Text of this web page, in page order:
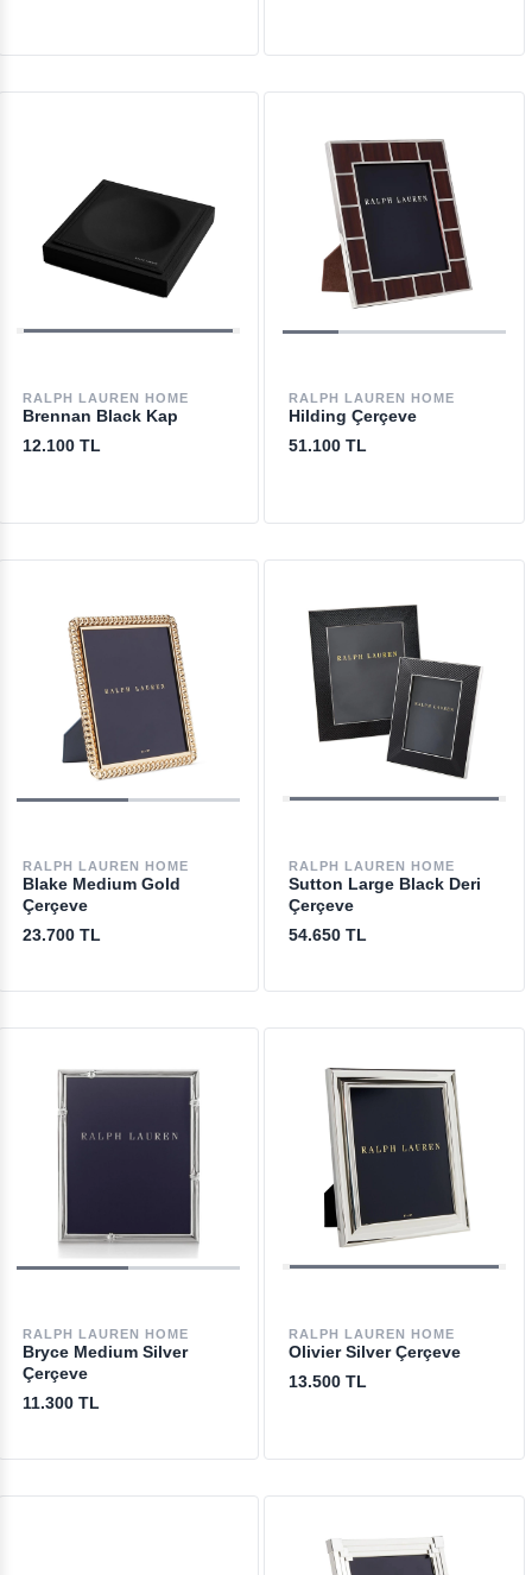
RALPH LAUREN HOME
Brennan Black Kap
12.100 TL
RALPH LAUREN HOME
Hilding Çerçeve
51.100 TL
RALPH LAUREN HOME
Blake Medium Gold
Çerçeve
23.700 TL
RALPH LAUREN HOME
Sutton Large Black Deri
Çerçeve
54.650 TL
RALPH LAUREN HOME
Bryce Medium Silver
Çerçeve
11.300 TL
RALPH LAUREN HOME
Olivier Silver Çerçeve
13.500 TL